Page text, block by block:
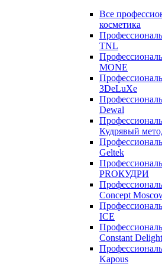
Все
косметика
TNL
MONE
3DeLuXe
Dewal
Кудрявый
Geltek
PROКУДРИ
Concept
ICE
Constant Delight
Kapous